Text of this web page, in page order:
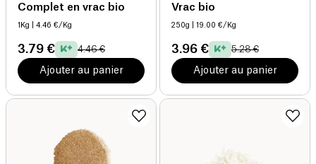
Complet en vrac bio
1Kg | 4.46 €/Kg
3.79 € 4.46 €
Ajouter au panier
Vrac bio
250g | 19.00 €/Kg
3.96 € 5.28 €
Ajouter au panier